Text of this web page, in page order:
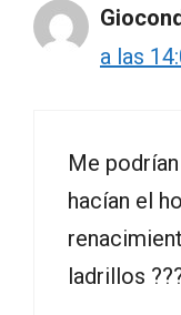
a las
Me
hacían el
ladrillos